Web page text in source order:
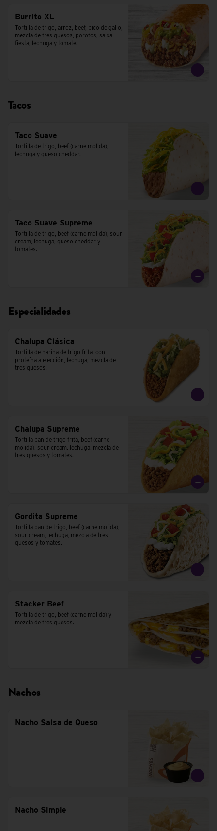
Burrito XL
Tortilla de trigo, arroz, beef, pico de gallo,
mezcla de tres quesos, porotos, salsa
fiesta, lechuga y tomate.
Tacos
Taco Suave
Tortilla de trigo, beef (carne molida),
lechuga y queso cheddar.
Taco Suave Supreme
Tortilla de trigo, beef (carne molida), sour
cream, lechuga, queso cheddar y
tomates.
Especialidades
Chalupa Clásica
Tortilla de harina de trigo frita, con
proteína a elección, lechuga, mezcla de
tres quesos.
Chalupa Supreme
Tortilla pan de trigo frita, beef (carne
molida), sour cream, lechuga, mezcla de
tres quesos y tomates.
Gordita Supreme
Tortilla pan de trigo, beef (carne molida),
sour cream, lechuga, mezcla de tres
quesos y tomates.
Stacker Beef
Tortilla de trigo, beef (carne molida) y
mezcla de tres quesos.
Nachos
Nacho Salsa de Queso
Nacho Simple